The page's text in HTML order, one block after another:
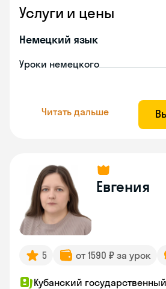
Услуги и цены
Немецкий язык
Уроки немецкого
Читать дальше
Евгения
5 от 1590 ₽ за урок
Кубанский государственный